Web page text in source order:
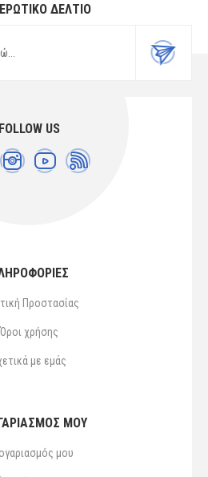
ΔΕΛΤΊΟ
FOLLOW US
Προστασίας
Όροι χρήσης
με εμάς
ΜΟΥ
μου